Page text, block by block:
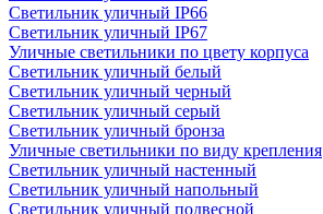
Светильник уличный IP66
Светильник уличный IP67
Уличные светильники по цвету корпуса
Светильник уличный белый
Светильник уличный черный
Светильник уличный серый
Светильник уличный бронза
Уличные светильники по виду крепления
Светильник уличный настенный
Светильник уличный напольный
Светильник уличный подвесной